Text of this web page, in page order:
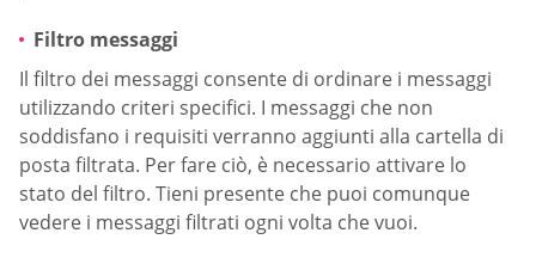
Filtro messaggi
Il filtro dei messaggi consente di ordinare i messaggi
utilizzando criteri specifici. I messaggi che non
soddisfano i requisiti verranno aggiunti alla cartella di
posta filtrata. Per fare ciò, è necessario attivare lo
stato del filtro. Tieni presente che puoi comunque
vedere i messaggi filtrati ogni volta che vuoi.